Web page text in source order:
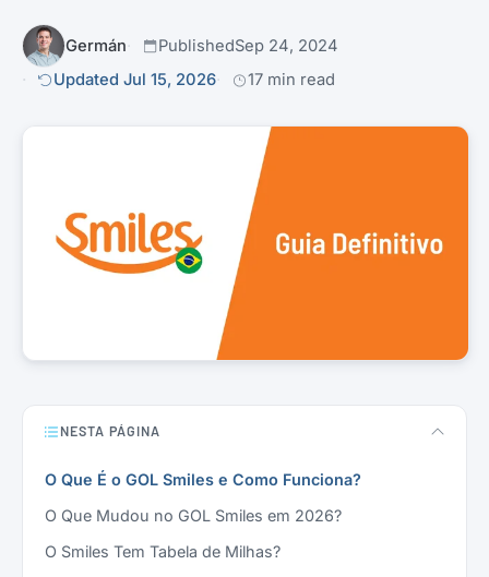
Germán PublishedSep 24, 2024
Updated Jul 15, 2026
17 min read
NESTA PÁGINA
O Que É o GOL Smiles e Como Funciona?
O Que Mudou no GOL Smiles em 2026?
O Smiles Tem Tabela de Milhas?